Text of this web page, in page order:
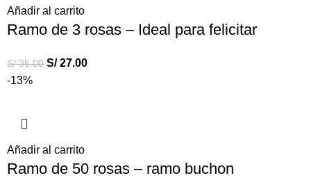
Añadir al carrito
Ramo de 3 rosas – Ideal para felicitar
S/35.00 S/27.00
-13%
Añadir al carrito
Ramo de 50 rosas – ramo buchon